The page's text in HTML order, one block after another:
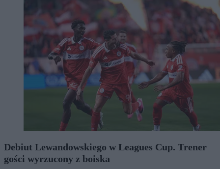
Debiut Lewandowskiego w Leagues Cup. Trener
gości wyrzucony z boiska